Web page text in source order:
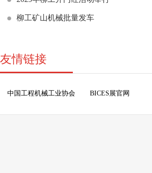
柳工矿山机械批量发车
友情链接
中国工程机械工业协会 BICES展官网